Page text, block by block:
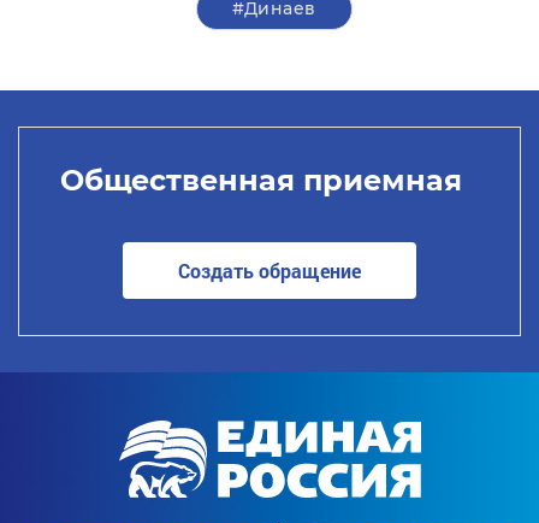
#Динаев
Общественная приемная
Создать обращение